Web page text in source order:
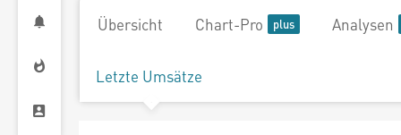
Übersicht Chart-Pro Analysen
Letzte Umsätze